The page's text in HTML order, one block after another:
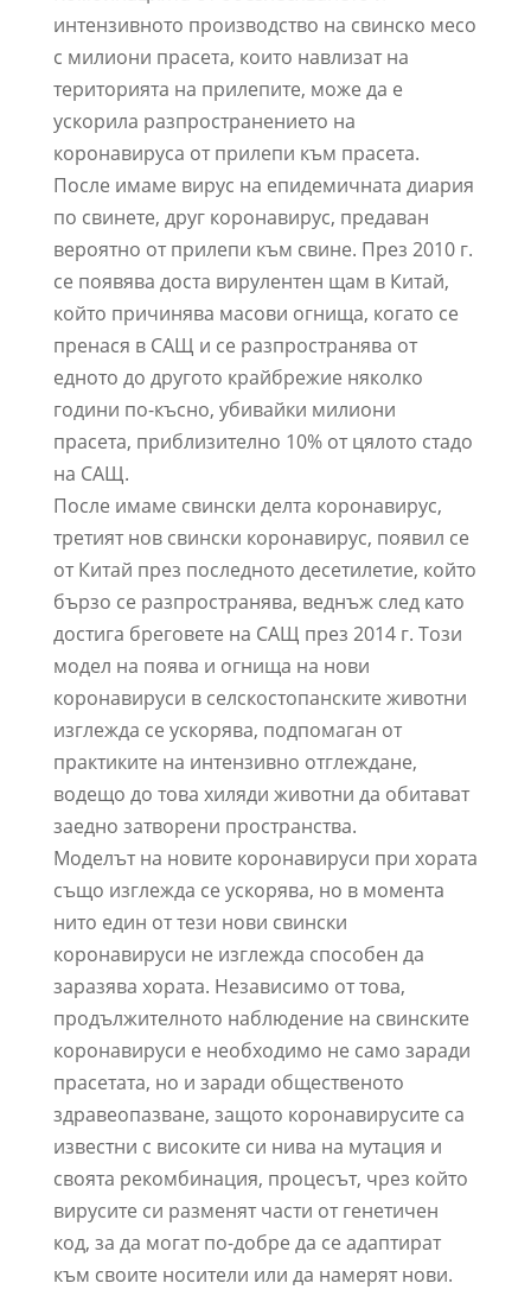
интензивното производство на свинско месо
с милиони прасета, които навлизат на
територията на прилепите, може да е
ускорила разпространението на
коронавируса от прилепи към прасета.
После имаме вирус на епидемичната диария
по свинете, друг коронавирус, предаван
вероятно от прилепи към свине. През 2010 г.
се появява доста вирулентен щам в Китай,
който причинява масови огнища, когато се
пренася в САЩ и се разпространява от
едното до другото крайбрежие няколко
години по-късно, убивайки милиони
прасета, приблизително 10% от цялото стадо
на САЩ.
После имаме свински делта коронавирус,
третият нов свински коронавирус, появил се
от Китай през последното десетилетие, който
бързо се разпространява, веднъж след като
достига бреговете на САЩ през 2014 г. Този
модел на поява и огнища на нови
коронавируси в селскостопанските животни
изглежда се ускорява, подпомаган от
практиките на интензивно отглеждане,
водещо до това хиляди животни да обитават
заедно затворени пространства.
Моделът на новите коронавируси при хората
също изглежда се ускорява, но в момента
нито един от тези нови свински
коронавируси не изглежда способен да
заразява хората. Независимо от това,
продължителното наблюдение на свинските
коронавируси е необходимо не само заради
прасетата, но и заради общественото
здравеопазване, защото коронавирусите са
известни с високите си нива на мутация и
своята рекомбинация, процесът, чрез който
вирусите си разменят части от генетичен
код, за да могат по-добре да се адаптират
към своите носители или да намерят нови.